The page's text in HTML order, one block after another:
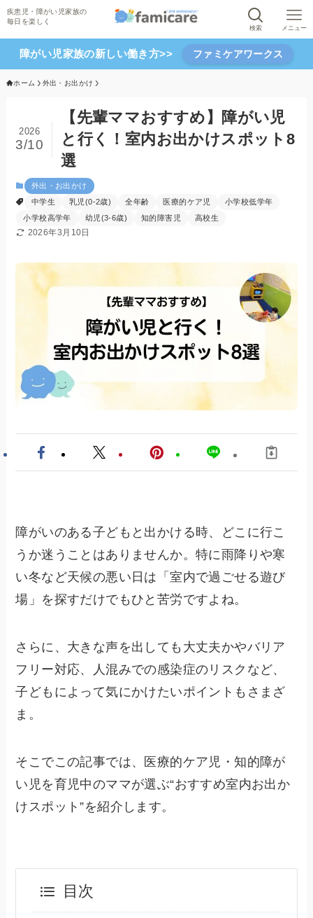
検索 メニュー
障がい児家族の新しい働き方>> ファミケアワークス
ホーム 外出・お出かけ
【先輩ママおすすめ】障がい児
と行く！室内お出かけスポット8
選
2026
3/10
外出・お出かけ
中学生
乳児(0-2歳) 全年齢 医療的ケア児
小学校低学年
小学校高学年
幼児(3-6歳) 知的障害児 高校生
2026年3月10日
障がいのある子どもと出かける時、どこに行こ
うか迷うことはありませんか。特に雨降りや寒
い冬など天候の悪い日は「室内で過ごせる遊び
場」を探すだけでもひと苦労ですよね。
さらに、大きな声を出しても大丈夫かやバリア
フリー対応、人混みでの感染症のリスクなど、
子どもによって気にかけたいポイントもさまざ
ま。
そこでこの記事では、医療的ケア児・知的障が
い児を育児中のママが選ぶ“おすすめ室内お出か
けスポット”を紹介します。
目次